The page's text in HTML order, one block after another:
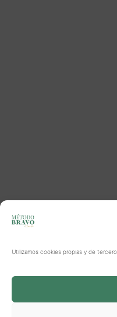
Utilizamos cookies propias y de